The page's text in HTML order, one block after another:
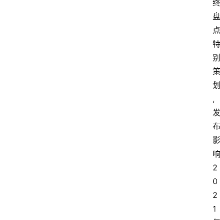
终
盘
点
特
别
策
划
,
发
布
影
响
2
0
2
1